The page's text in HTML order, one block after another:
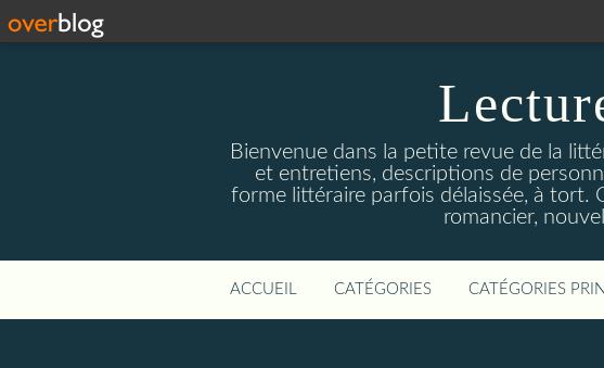
Bienvenue dans la petite revue de la
et entretiens, descriptions de
forme littéraire parfois délaissée, à tort.
romancier,
ACCUEIL CATÉGORIES CATÉGORIES